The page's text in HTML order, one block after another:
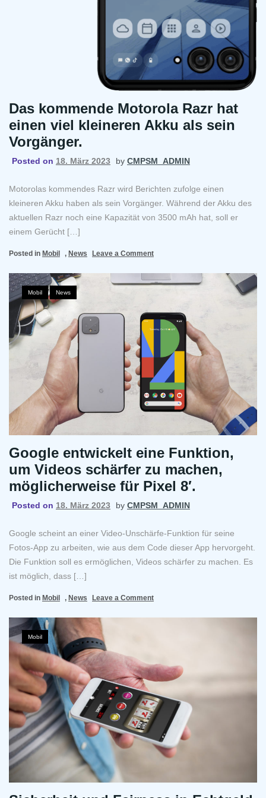
Das kommende Motorola Razr hat
einen viel kleineren Akku als sein
Vorgänger.
Posted on 18. März 2023 by CMPSM_ADMIN
Motorolas kommendes Razr wird Berichten zufolge einen
kleineren Akku haben als sein Vorgänger. Während der Akku des
aktuellen Razr noch eine Kapazität von 3500 mAh hat, soll er
einem Gerücht […]
Posted in Mobil , News Leave a Commenton
kommende
Motorola
einen
viel
kleineren
als
sein
Vorgänger.
Mobil , News
Google entwickelt eine Funktion,
um Videos schärfer zu machen,
möglicherweise für Pixel 8′.
Posted on 18. März 2023 by CMPSM_ADMIN
Google scheint an einer Video-Unschärfe-Funktion für seine
Fotos-App zu arbeiten, wie aus dem Code dieser App hervorgeht.
Die Funktion soll es ermöglichen, Videos schärfer zu machen. Es
ist möglich, dass […]
Posted in Mobil , News Leave a Commenton
entwickelt
schärfer
zu
machen,
möglicherweise
für
Pixel
8′.
Mobil